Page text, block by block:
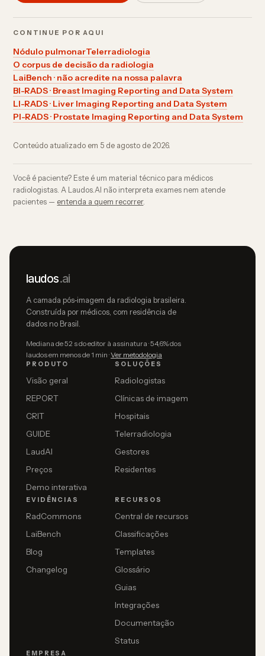
CONTINUE POR AQUI
Nódulo pulmonarTelerradiologia
O corpus de decisão da radiologia
LaiBench · não acredite na nossa palavra
BI-RADS · Breast Imaging Reporting and Data System
LI-RADS · Liver Imaging Reporting and Data System
PI-RADS · Prostate Imaging Reporting and Data System
Conteúdo atualizado em 5 de agosto de 2026.
Você é paciente? Este é um material técnico para médicos
radiologistas. A Laudos.AI não interpreta exames nem atende
pacientes — entenda a quem recorrer.
laudos.ai
A camada pós-imagem da radiologia brasileira.
Construída por médicos, com residência de
dados no Brasil.
Mediana de 52 s do editor à assinatura · 54,6% dos
laudos em menos de 1 min ·Ver metodologia
PRODUTO
Visão geral
REPORT
CRIT
GUIDE
LaudAI
Preços
Demo interativa
SOLUÇÕES
Radiologistas
Clínicas de imagem
Hospitais
Telerradiologia
Gestores
Residentes
EVIDÊNCIAS
RadCommons
LaiBench
Blog
Changelog
RECURSOS
Central de recursos
Classificações
Templates
Glossário
Guias
Integrações
Documentação
Status
EMPRESA